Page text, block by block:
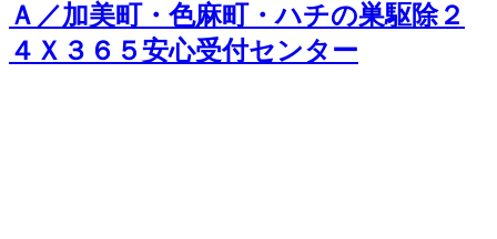
Ａ／加美町・色麻町・ハチの巣駆除２
４Ｘ３６５安心受付センター